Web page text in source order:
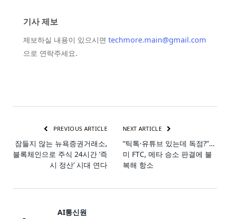
기사 제보
제보하실 내용이 있으시면 techmore.main@gmail.com
으로 연락주세요.
PREVIOUS ARTICLE
잠들지 않는 뉴욕증권거래소,
블록체인으로 주식 24시간 ‘즉
시 정산’ 시대 연다
NEXT ARTICLE
“틱톡·유튜브 있는데 독점?”…
미 FTC, 메타 승소 판결에 불
복해 항소
AI통신원